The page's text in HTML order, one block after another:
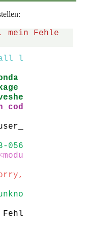
mein Fehle
l
056